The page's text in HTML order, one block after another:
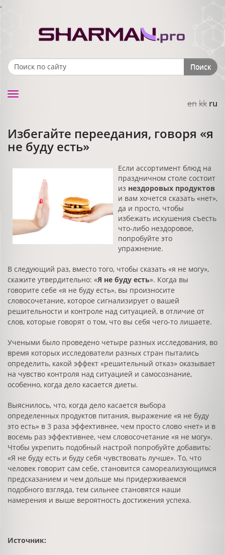
.
Search form Поиск
enkk ru
Toggle
Избегайте переедания, говоря «я
не буду есть»
Если ассортимент блюд на
праздничном столе состоит
из нездоровых продуктов
и вам хочется сказать «нет»,
да и просто, чтобы
избежать искушения съесть
что-либо нездоровое,
попробуйте это
упражнение.
В следующий раз, вместо того, чтобы сказать «я не могу»,
скажите утвердительно: «Я не буду есть». Когда вы
говорите себе «я не буду есть», вы произносите
словосочетание, которое сигнализирует о вашей
решительности и контроле над ситуацией, в отличие от
слов, которые говорят о том, что вы себя чего-то лишаете.
Учеными было проведено четыре разных исследования, во
время которых исследователи разных стран пытались
определить, какой эффект «решительный отказ» оказывает
на чувство контроля над ситуацией и самосознание,
особенно, когда дело касается диеты.
Выяснилось, что, когда дело касается выбора
определенных продуктов питания, выражение «я не буду
это есть» в 3 раза эффективнее, чем просто слово «нет» и в
восемь раз эффективнее, чем словосочетание «я не могу».
Чтобы укрепить подобный настрой попробуйте добавить:
«Я не буду есть и буду себя чувствовать лучше». То, что
человек говорит сам себе, становится самореализующимся
предсказанием и чем дольше мы придерживаемся
подобного взгляда, тем сильнее становятся наши
намерения и выше вероятность достижения успеха.
Источник: